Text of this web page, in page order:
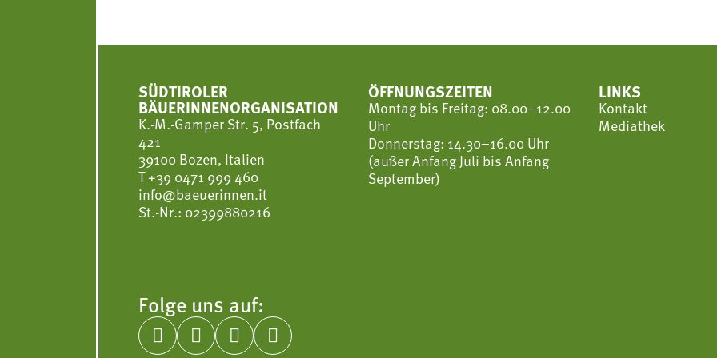
SÜDTIROLER
BÄUERINNENORGANISATION
K.-M.-Gamper Str. 5, Postfach
421
39100 Bozen, Italien
T+39 0471 999 460
info@baeuerinnen.it
St.-Nr.: 02399880216
ÖFFNUNGSZEITEN
Montag bis Freitag: 08.00–12.00
Uhr
Donnerstag: 14.30–16.00 Uhr
(außer Anfang Juli bis Anfang
September)
LINKS
Kontakt
Mediathek
Folge uns auf:
   